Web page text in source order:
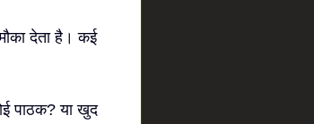
देता है। कई
पाठक? या खुद